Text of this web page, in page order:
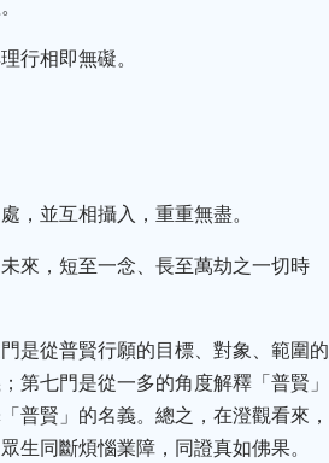
行相即無礙。
，並互相攝入，重重無盡。
來，短至一念、長至萬劫之一切時
是從普賢行願的目標、對象、範圍的
第七門是從一多的角度解釋「普賢」
普賢」的名義。總之，在澄觀看來，
生同斷煩惱業障，同證真如佛果。